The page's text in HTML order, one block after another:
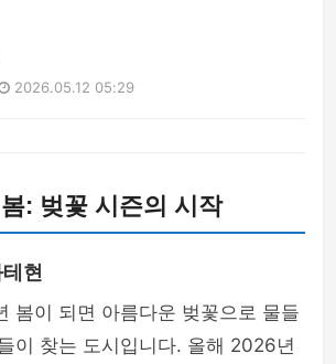
2026.05.12 05:29
: 벚꽃 시즌의 시작
현
봄이 되면 아름다운 벚꽃으로 물들
이 찾는 도시입니다. 올해 2026년